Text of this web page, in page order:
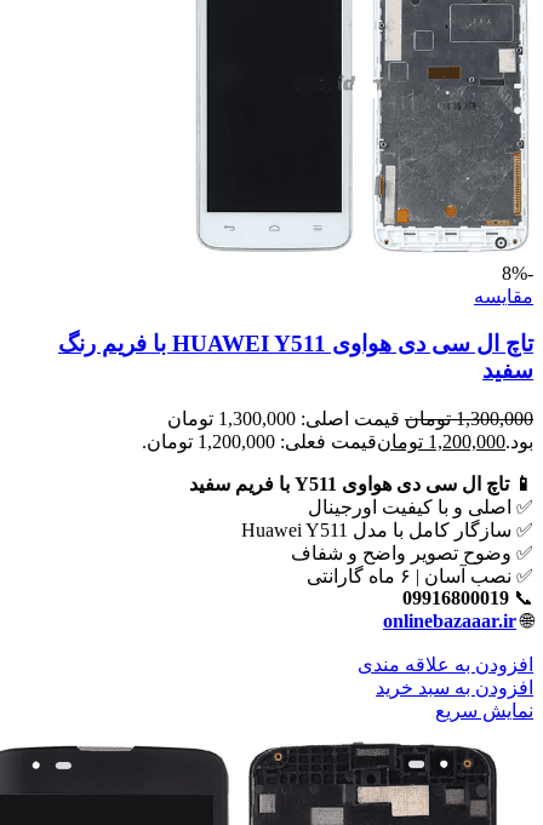
-8%
مقايسه
تاچ ال سی دی هواوی HUAWEI Y511 با فریم رنگ
سفید
1,300,000 تومان
قیمت اصلی: 1,300,000 تومان
بود.1,200,000 تومانقیمت فعلی: 1,200,000 تومان.
📱 تاچ ال سی دی هواوی Y511 با فریم سفید
✅ اصلی و با کیفیت اورجینال
✅ سازگار کامل با مدل Huawei Y511
✅ وضوح تصویر واضح و شفاف
✅ نصب آسان | ۶ ماه گارانتی
📞
09916800019
🌐
onlinebazaaar.ir
افزودن به علاقه مندی
افزودن به سبد خرید
نمایش سریع